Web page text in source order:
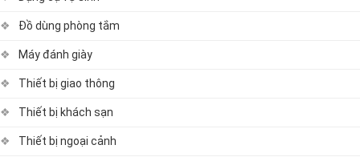
Đồ dùng phòng tắm
Máy đánh giày
Thiết bị giao thông
Thiết bị khách sạn
Thiết bị ngoại cảnh